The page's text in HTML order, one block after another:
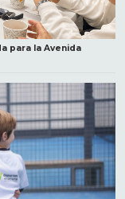
para la Avenida